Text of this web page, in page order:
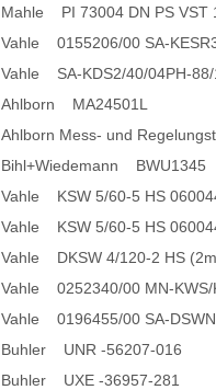
Mahle PI 73004 DN PS VST
Vahle 0155206/00 SA-
Vahle SA-KDS2/40/04PH-88/
Ahlborn MA24501L
Ahlborn Mess- und
Bihl+Wiedemann BWU1345
Vahle KSW 5/60-5 HS
Vahle KSW 5/60-5 HS
Vahle DKSW 4/120-2 HS
Vahle 0252340/00 MN-KWS/
Vahle 0196455/00 SA-
Buhler UNR -56207-016
Buhler UXE -36957-281